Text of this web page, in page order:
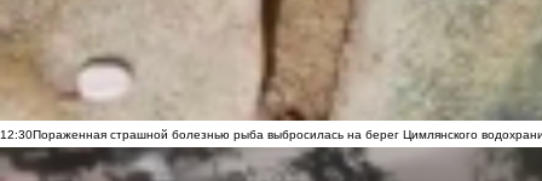
12:30Пораженная страшной болезнью рыба выбросилась на берег Цимлянского